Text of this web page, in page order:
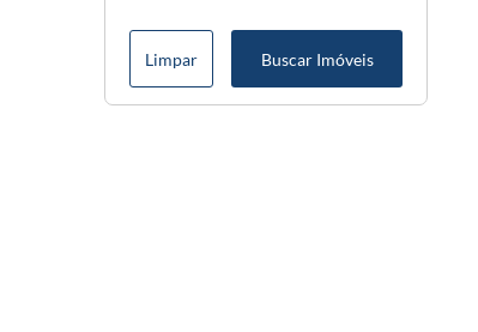
Limpar Buscar Imóveis